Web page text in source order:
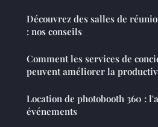
Découvrez des salles de
: nos conseils
Comment les services de
peuvent améliorer la
Location de photobooth 360 :
événements